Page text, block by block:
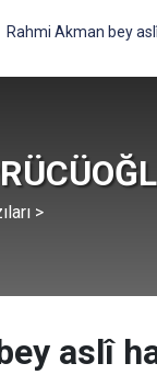
Rahmi Akman bey
>
aslî